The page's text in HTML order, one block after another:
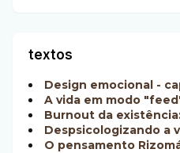
textos
Design emocional -
A vida em modo
Burnout da
Despsicologizando a
O pensamento